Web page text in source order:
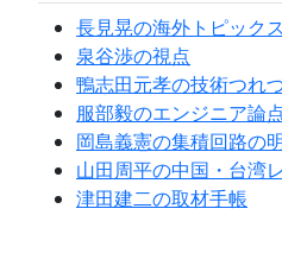
長見晃の海外トピックス
泉谷渉の視点
鴨志田元孝の技術つれ
服部毅のエンジニア論
岡島義憲の集積回路の
山田周平の中国・台湾
津田建二の取材手帳